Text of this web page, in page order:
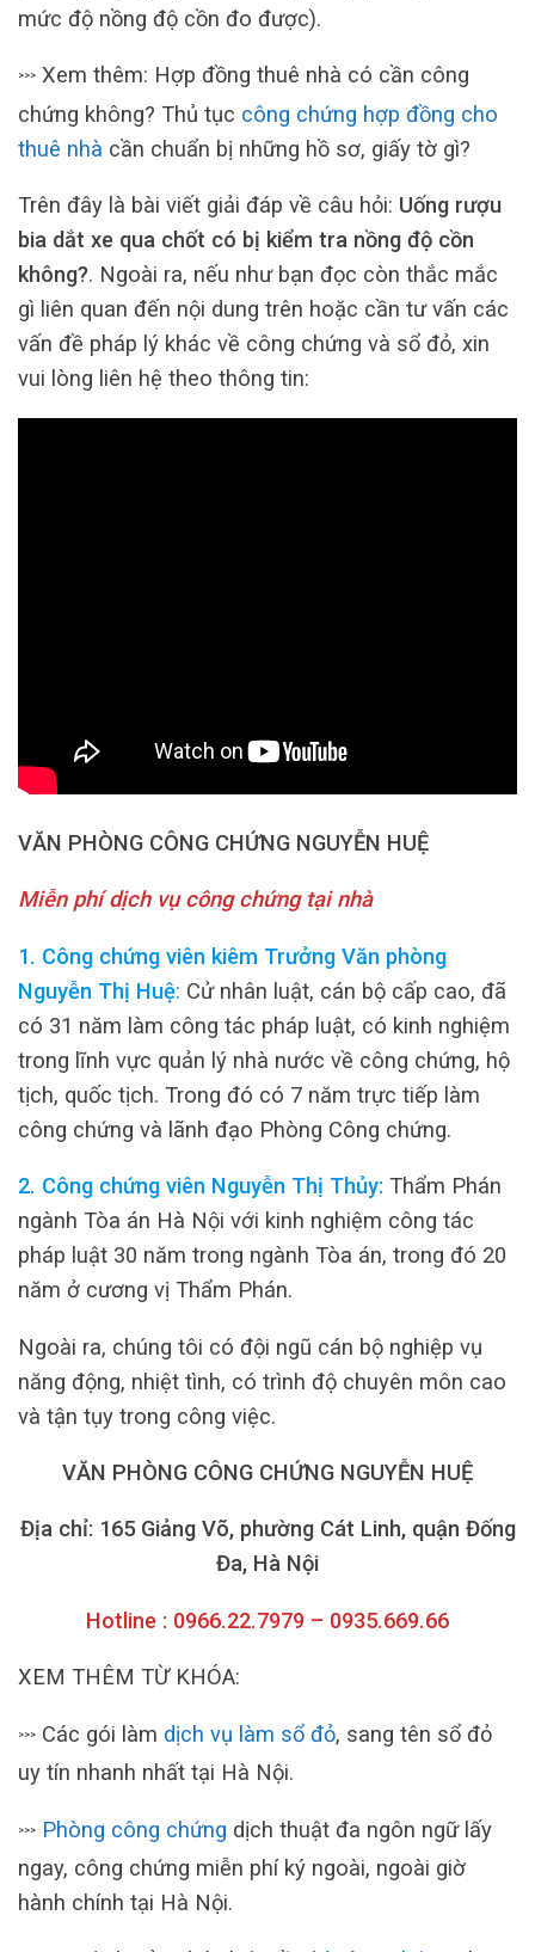
mức độ nồng độ cồn đo được).
>>> Xem thêm: Hợp đồng thuê nhà có cần công
chứng không? Thủ tục công chứng hợp đồng cho
thuê nhà cần chuẩn bị những hồ sơ, giấy tờ gì?
Trên đây là bài viết giải đáp về câu hỏi: Uống rượu
bia dắt xe qua chốt có bị kiểm tra nồng độ cồn
không?. Ngoài ra, nếu như bạn đọc còn thắc mắc
gì liên quan đến nội dung trên hoặc cần tư vấn các
vấn đề pháp lý khác về công chứng và sổ đỏ, xin
vui lòng liên hệ theo thông tin:
VĂN PHÒNG CÔNG CHỨNG NGUYỄN HUỆ
Miễn phí dịch vụ công chứng tại nhà
1. Công chứng viên kiêm Trưởng Văn phòng
Nguyễn Thị Huệ: Cử nhân luật, cán bộ cấp cao, đã
có 31 năm làm công tác pháp luật, có kinh nghiệm
trong lĩnh vực quản lý nhà nước về công chứng, hộ
tịch, quốc tịch. Trong đó có 7 năm trực tiếp làm
công chứng và lãnh đạo Phòng Công chứng.
2. Công chứng viên Nguyễn Thị Thủy: Thẩm Phán
ngành Tòa án Hà Nội với kinh nghiệm công tác
pháp luật 30 năm trong ngành Tòa án, trong đó 20
năm ở cương vị Thẩm Phán.
Ngoài ra, chúng tôi có đội ngũ cán bộ nghiệp vụ
năng động, nhiệt tình, có trình độ chuyên môn cao
và tận tụy trong công việc.
VĂN PHÒNG CÔNG CHỨNG NGUYỄN HUỆ
Địa chỉ: 165 Giảng Võ, phường Cát Linh, quận Đống
Đa, Hà Nội
Hotline : 0966.22.7979 – 0935.669.66
XEM THÊM TỪ KHÓA:
>>> Các gói làm dịch vụ làm sổ đỏ, sang tên sổ đỏ
uy tín nhanh nhất tại Hà Nội.
>>> Phòng công chứng dịch thuật đa ngôn ngữ lấy
ngay, công chứng miễn phí ký ngoài, ngoài giờ
hành chính tại Hà Nội.